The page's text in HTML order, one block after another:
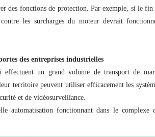
des fonctions de protection. Par exemple, si le
les surcharges du moteur devrait
des entreprises industrielles
effectuent un grand volume de transport de
territoire peuvent utiliser efficacement les
et de vidéosurveillance.
automatisation fonctionnant dans le complexe